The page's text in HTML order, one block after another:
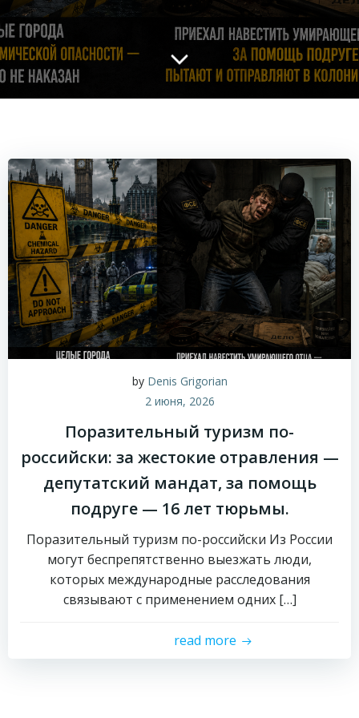
by Denis Grigorian
2 июня, 2026
Поразительный туризм по-
российски: за жестокие отравления —
депутатский мандат, за помощь
подруге — 16 лет тюрьмы.
Поразительный туризм по-российски Из России
могут беспрепятственно выезжать люди,
которых международные расследования
связывают с применением одних […]
read more